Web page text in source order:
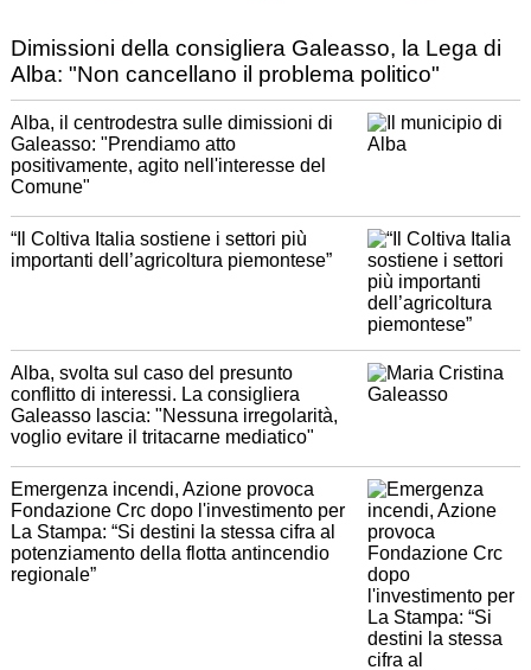
Dimissioni della consigliera Galeasso, la Lega di
Alba: "Non cancellano il problema politico"
Alba, il centrodestra sulle dimissioni di
Galeasso: "Prendiamo atto
positivamente, agito nell'interesse del
Comune"
“Il Coltiva Italia sostiene i settori più
importanti dell’agricoltura piemontese”
Alba, svolta sul caso del presunto
conflitto di interessi. La consigliera
Galeasso lascia: "Nessuna irregolarità,
voglio evitare il tritacarne mediatico"
Emergenza incendi, Azione provoca
Fondazione Crc dopo l'investimento per
La Stampa: “Si destini la stessa cifra al
potenziamento della flotta antincendio
regionale”